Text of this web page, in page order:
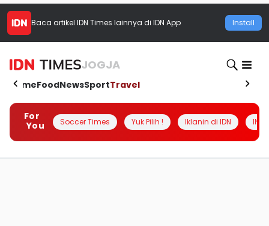
Baca artikel IDN Times lainnya di IDN App Install
JOGJA
HomeFoodNewsSportTravel
For
You
Soccer Times Yuk Pilih ! Iklanin di IDN